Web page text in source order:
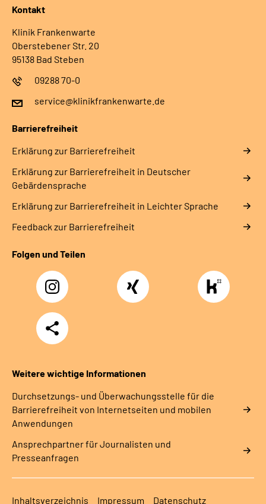
Kontakt
Klinik Frankenwarte
Oberstebener Str. 20
95138 Bad Steben
09288 70-0
service@klinikfrankenwarte.de
Barrierefreiheit
Erklärung zur Barrierefreiheit
Erklärung zur Barrierefreiheit in Deutscher
Gebärdensprache
Erklärung zur Barrierefreiheit in Leichter Sprache
Feedback zur Barrierefreiheit
Folgen und Teilen
Instagram Xing
https://
rentenversicherung-
nordbayern6
Teilen
Weitere wichtige Informationen
Durchsetzungs- und Überwachungsstelle für die
Barrierefreiheit von Internetseiten und mobilen
Anwendungen
Ansprechpartner für Journalisten und
Presseanfragen
Inhaltsverzeichnis Impressum Datenschutz